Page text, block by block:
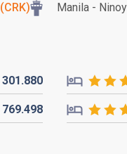
Manila -
301.880
769.498